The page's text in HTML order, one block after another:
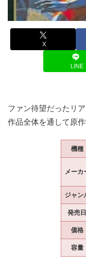
X
LINE
ファン待望だったリ
作品全体を通して原
機種
メーカ
ジャン
発売日
価格
容量